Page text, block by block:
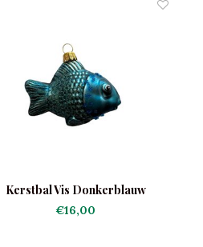
Kerstbal Vis Donkerblauw
€16,00